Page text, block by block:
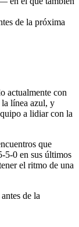
de la próxima
actualmente con
línea azul, y
a lidiar con la
que
5-0 en sus últimos
el ritmo de una
de la